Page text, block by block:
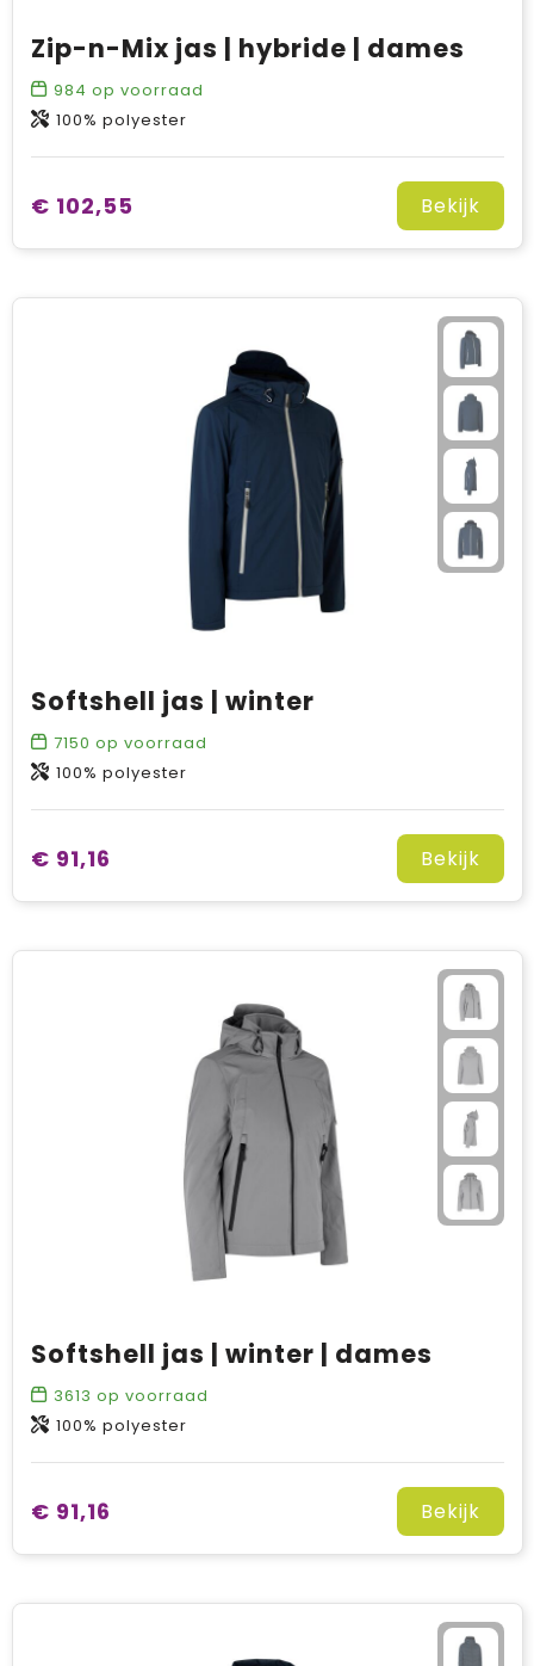
Zip-n-Mix jas | hybride | dames
984 op voorraad
100% polyester
€ 102,55 Bekijk
Softshell jas | winter
7150 op voorraad
100% polyester
€ 91,16 Bekijk
Softshell jas | winter | dames
3613 op voorraad
100% polyester
€ 91,16 Bekijk